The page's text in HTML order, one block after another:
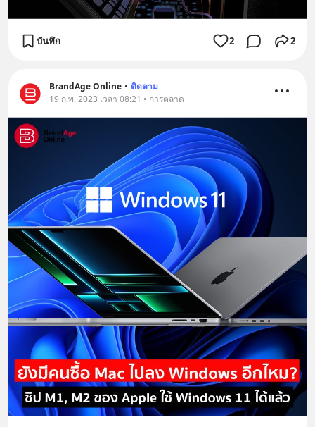
บันทึก 2 2
BrandAge Online • ติดตาม
19 ก.พ. 2023 เวลา 08:21 • การตลาด